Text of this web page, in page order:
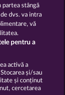
partea stângă
dvs. va intra
vă
pentru a
activă a
și/sau
și conținut
cercetarea